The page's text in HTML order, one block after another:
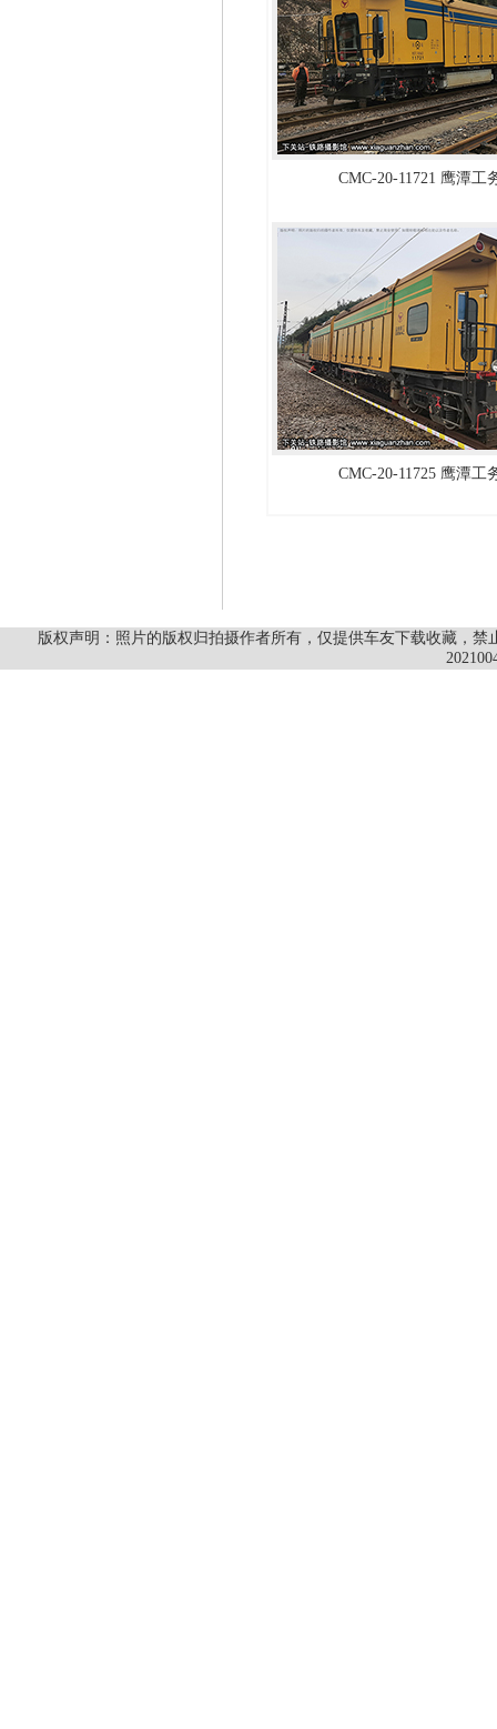
CMC-20-11721 鹰潭工
CMC-20-11725 鹰潭工
版权声明：照片的版权归拍摄作者所有，仅提供车友下载收藏，